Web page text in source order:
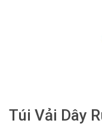
Túi Vải Dây